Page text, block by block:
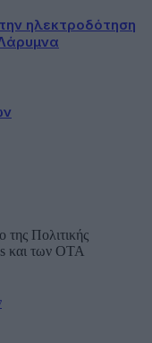
ηλεκτροδότηση
της Πολιτικής
και των ΟΤΑ